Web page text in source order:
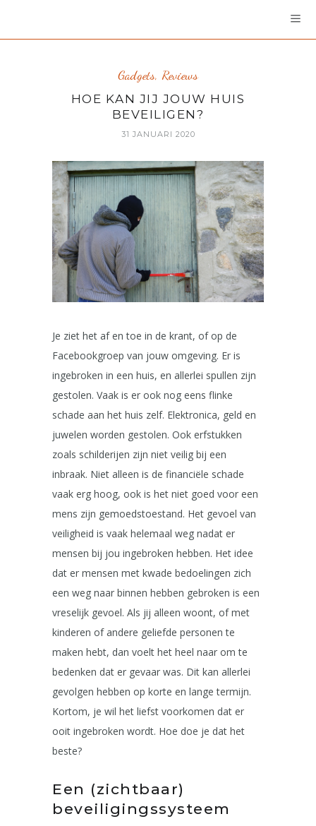
Gadgets, Reviews
HOE KAN JIJ JOUW HUIS
BEVEILIGEN?
31 JANUARI 2020
Je ziet het af en toe in de krant, of op de
Facebookgroep van jouw omgeving. Er is
ingebroken in een huis, en allerlei spullen zijn
gestolen. Vaak is er ook nog eens flinke
schade aan het huis zelf. Elektronica, geld en
juwelen worden gestolen. Ook erfstukken
zoals schilderijen zijn niet veilig bij een
inbraak. Niet alleen is de financiële schade
vaak erg hoog, ook is het niet goed voor een
mens zijn gemoedstoestand. Het gevoel van
veiligheid is vaak helemaal weg nadat er
mensen bij jou ingebroken hebben. Het idee
dat er mensen met kwade bedoelingen zich
een weg naar binnen hebben gebroken is een
vreselijk gevoel. Als jij alleen woont, of met
kinderen of andere geliefde personen te
maken hebt, dan voelt het heel naar om te
bedenken dat er gevaar was. Dit kan allerlei
gevolgen hebben op korte en lange termijn.
Kortom, je wil het liefst voorkomen dat er
ooit ingebroken wordt. Hoe doe je dat het
beste?
Een (zichtbaar)
beveiligingssysteem